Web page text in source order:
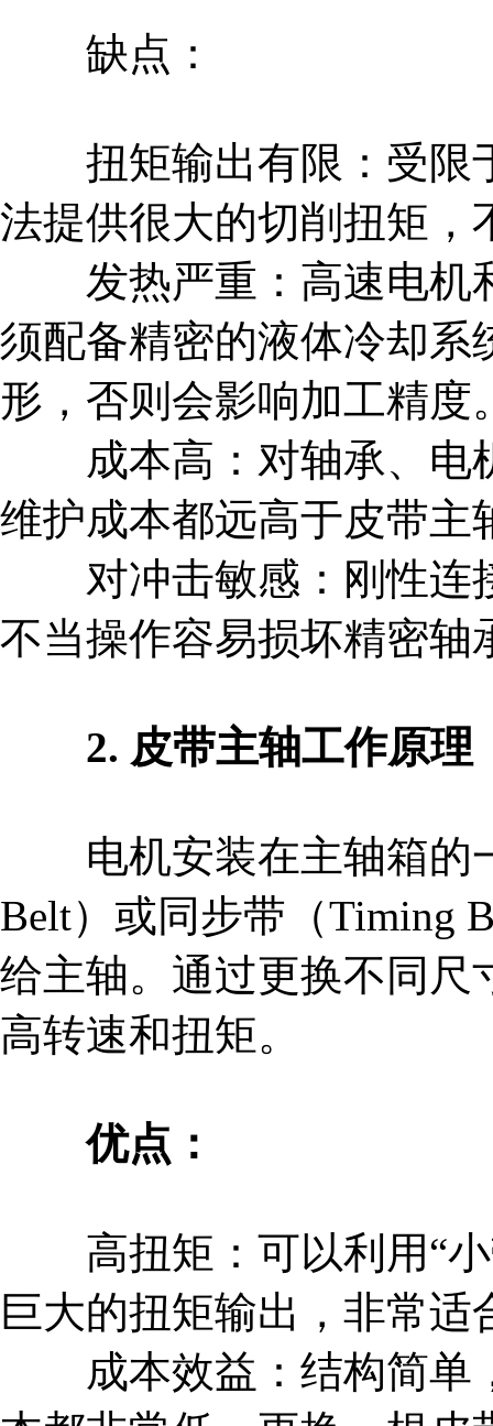
缺点：
扭矩输出有限：受限
法提供很大的切削扭矩，
发热严重：高速电机
须配备精密的液体冷却系
形，否则会影响加工精度
成本高：对轴承、电
维护成本都远高于皮带主
对冲击敏感：刚性连
不当操作容易损坏精密轴
2. 皮带主轴工作原理
电机安装在主轴箱的
Belt）或同步带（Timing
给主轴。通过更换不同尺
高转速和扭矩。
优点：
高扭矩：可以利用“小
巨大的扭矩输出，非常
成本效益：结构简单